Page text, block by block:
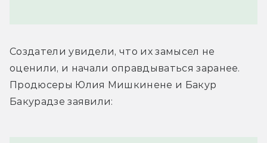
Создатели увидели, что их замысел не
оценили, и начали оправдываться заранее.
Продюсеры Юлия Мишкинене и Бакур
Бакурадзе заявили: